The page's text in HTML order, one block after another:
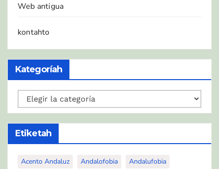
Web antigua
kontahto
Kategoríah
Kategoríah
Etiketah
Acento Andaluz Andalofobia Andalufobia